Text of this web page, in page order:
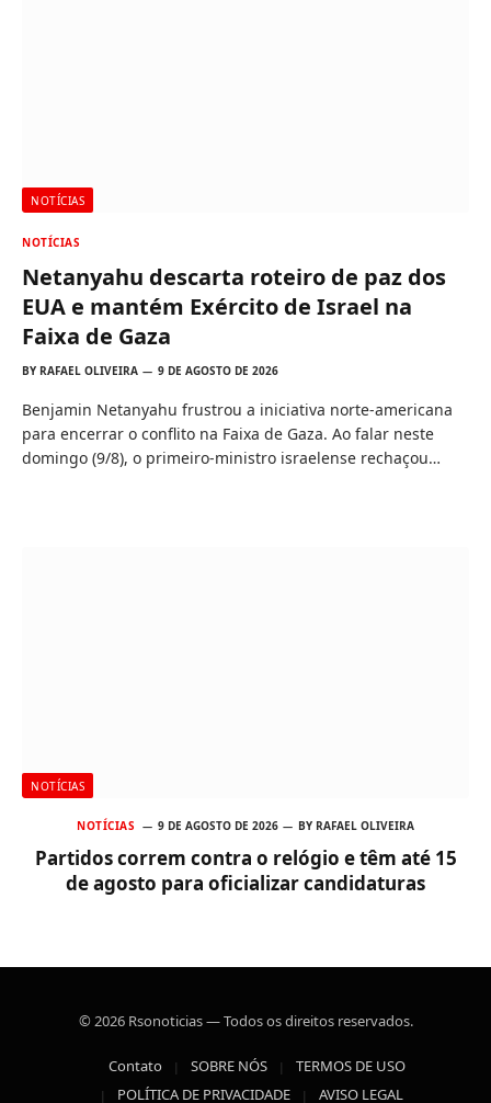
NOTÍCIAS
NOTÍCIAS
Netanyahu descarta roteiro de paz dos
EUA e mantém Exército de Israel na
Faixa de Gaza
BY RAFAEL OLIVEIRA 9 DE AGOSTO DE 2026
Benjamin Netanyahu frustrou a iniciativa norte-americana
para encerrar o conflito na Faixa de Gaza. Ao falar neste
domingo (9/8), o primeiro-ministro israelense rechaçou…
NOTÍCIAS
NOTÍCIAS 9 DE AGOSTO DE 2026 BY RAFAEL OLIVEIRA
Partidos correm contra o relógio e têm até 15
de agosto para oficializar candidaturas
© 2026 Rsonoticias — Todos os direitos reservados.
Contato SOBRE NÓS
TERMOS DE USO
POLÍTICA DE PRIVACIDADE
AVISO LEGAL